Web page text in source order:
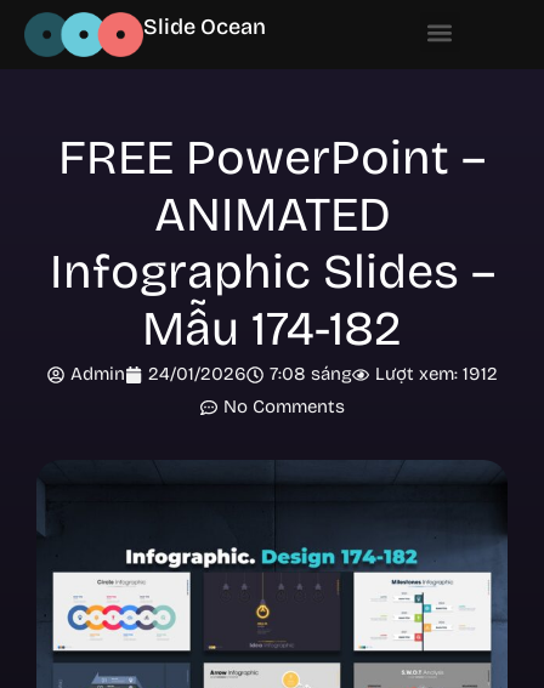
Slide Ocean
FREE PowerPoint –
ANIMATED
Infographic Slides –
Mẫu 174-182
Admin 24/01/2026 7:08 sáng
Lượt xem: 1912
No Comments